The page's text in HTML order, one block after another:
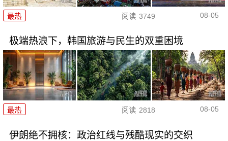
最热 阅读 3749 08-05
极端热浪下，韩国旅游与民生的双重困境
最热 阅读 2818 08-05
伊朗绝不拥核：政治红线与残酷现实的交织